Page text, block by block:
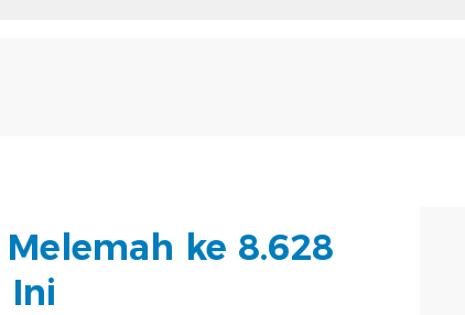
Melemah ke 8.628
Ini